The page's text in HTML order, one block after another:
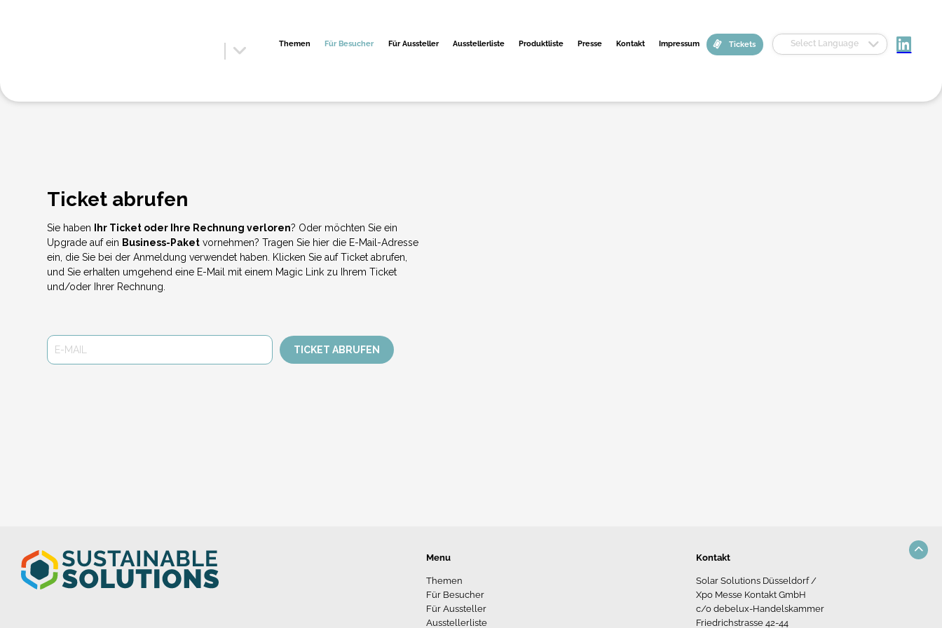
Themen Für Besucher Für Aussteller Ausstellerliste Produktliste Presse Kontakt Impressum Tickets Select Language
Menu
Themen
Für Besucher
Für Aussteller
Ausstellerliste
Kontakt
Solar Solutions Düsseldorf /
Xpo Messe Kontakt GmbH
c/o debelux-Handelskammer
Friedrichstrasse 42-44